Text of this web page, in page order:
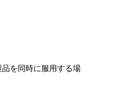
を同時に服用する場